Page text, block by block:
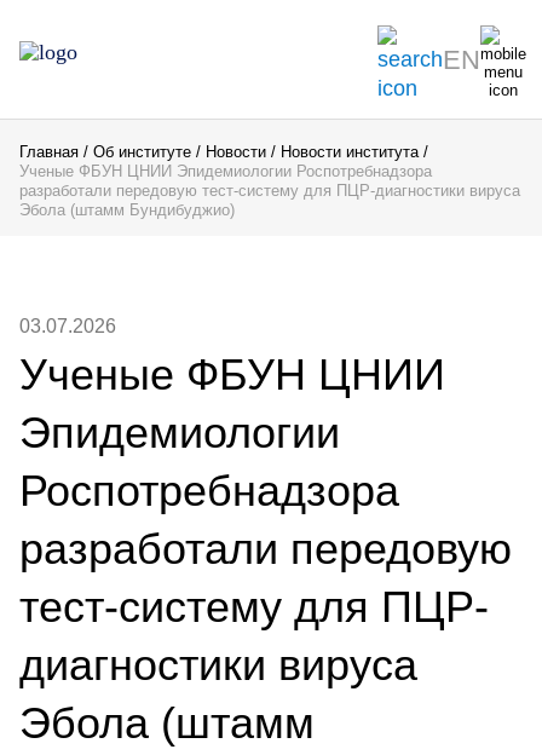
EN
Главная Об институте Новости
Новости института
Ученые ФБУН ЦНИИ Эпидемиологии Роспотребнадзора
разработали передовую тест-систему для ПЦР-диагностики вируса
Эбола (штамм Бундибуджио)
03.07.2026
Ученые ФБУН ЦНИИ
Эпидемиологии
Роспотребнадзора
разработали передовую
тест-систему для ПЦР-
диагностики вируса
Эбола (штамм